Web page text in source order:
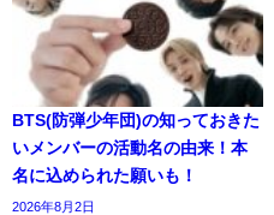
BTS(防弾少年団)の知っておきた
いメンバーの活動名の由来！本
名に込められた願いも！
2026年8月2日